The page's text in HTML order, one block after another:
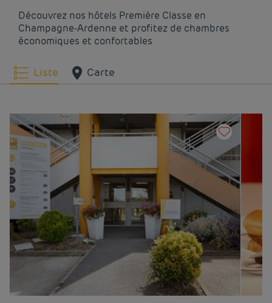
Hôtels
Découvrez nos hôtels Première Classe en
Champagne-Ardenne et profitez de chambres
économiques et confortables
Liste Carte